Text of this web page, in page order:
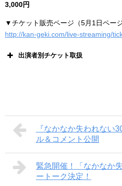
3,000円
▼チケット販売ページ（5月1日ページ
http://kan-geki.com/live-streaming/
出演者別チケット取扱
『なかなか失われない
ル＆コメント公開
緊急開催！「なかなか
ートーク決定！